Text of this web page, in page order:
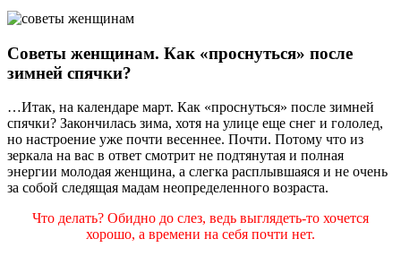
Советы женщинам. Как «проснуться» после
зимней спячки?
…Итак, на календаре март. Как «проснуться» после зимней
спячки? Закончилась зима, хотя на улице еще снег и гололед,
но настроение уже почти весеннее. Почти. Потому что из
зеркала на вас в ответ смотрит не подтянутая и полная
энергии молодая женщина, а слегка расплывшаяся и не очень
за собой следящая мадам неопределенного возраста.
Что делать? Обидно до слез, ведь выглядеть-то хочется
хорошо, а времени на себя почти нет.